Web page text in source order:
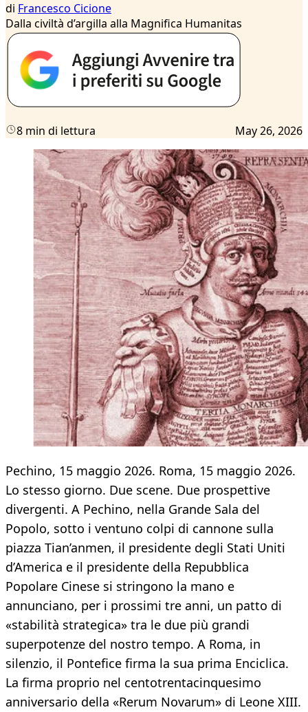
di Francesco Cicione
Dalla civiltà d’argilla alla Magnifica Humanitas
8 min di lettura May 26, 2026
Pechino, 15 maggio 2026. Roma, 15 maggio 2026.
Lo stesso giorno. Due scene. Due prospettive
divergenti. A Pechino, nella Grande Sala del
Popolo, sotto i ventuno colpi di cannone sulla
piazza Tian’anmen, il presidente degli Stati Uniti
d’America e il presidente della Repubblica
Popolare Cinese si stringono la mano e
annunciano, per i prossimi tre anni, un patto di
«stabilità strategica» tra le due più grandi
superpotenze del nostro tempo. A Roma, in
silenzio, il Pontefice firma la sua prima Enciclica.
La firma proprio nel centotrentacinquesimo
anniversario della «Rerum Novarum» di Leone XIII.